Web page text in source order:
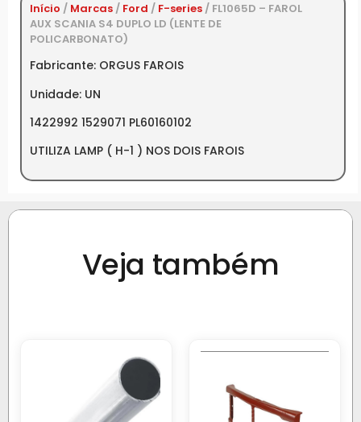
Início / Marcas / Ford / F-series / FL1065D – FAROL
AUX SCANIA S4 DUPLO LD (LENTE DE
POLICARBONATO)
Fabricante: ORGUS FAROIS
Unidade: UN
1422992 1529071 PL60160102
UTILIZA LAMP ( H-1 ) NOS DOIS FAROIS
Veja também